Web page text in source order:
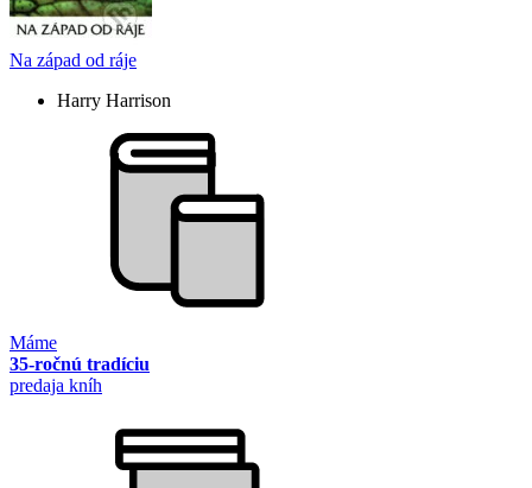
Na západ od ráje
Harry Harrison
Máme
35-ročnú tradíciu
predaja kníh